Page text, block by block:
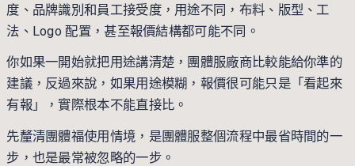
度、品牌識別和員工接受度，用途不同，布料、版型、工
法、Logo 配置，甚至報價結構都可能不同。
你如果一開始就把用途講清楚，團體服廠商比較能給你準的
建議，反過來說，如果用途模糊，報價很可能只是「看起來
有報」，實際根本不能直接比。
先釐清團體福使用情境，是團體服整個流程中最省時間的一
步，也是最常被忽略的一步。